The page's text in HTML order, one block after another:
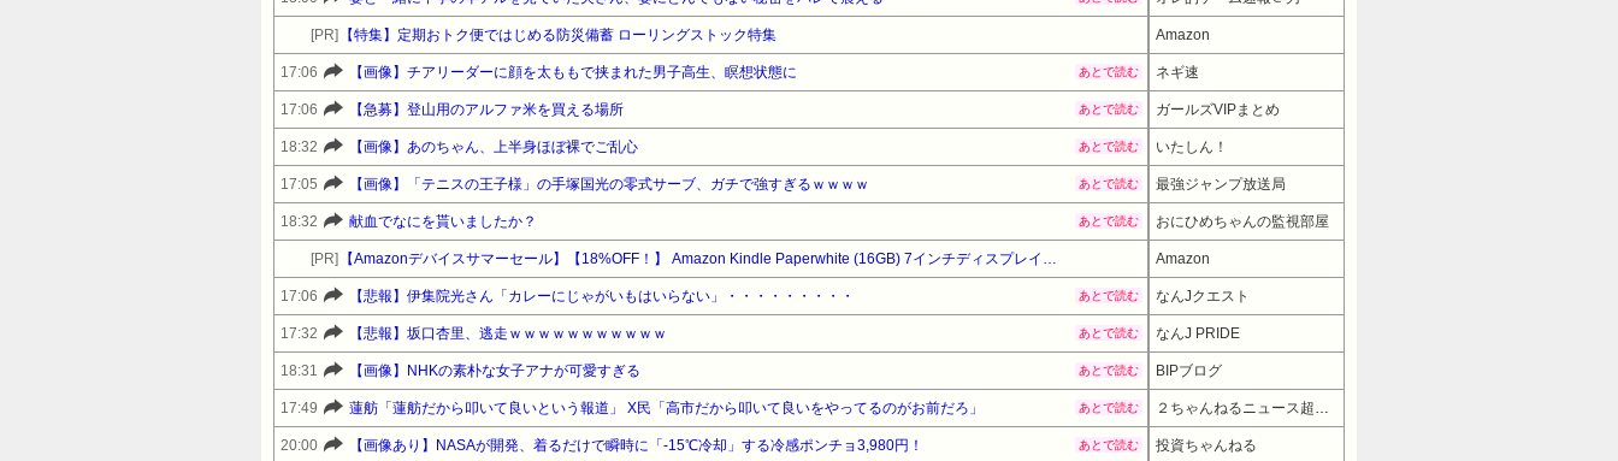
[PR] 【特集】定期おトク便ではじめる防災備蓄 ローリングストック特集 Amazon
17:06 【画像】チアリーダーに顔を太ももで挟まれた男子高生、瞑想状態に あとで読む ネギ速
17:06 【急募】登山用のアルファ米を買える場所 あとで読む ガールズVIPまとめ
18:32 【画像】あのちゃん、上半身ほぼ裸でご乱心 あとで読む いたしん！
17:05 【画像】「テニスの王子様」の手塚国光の零式サーブ、ガチで強すぎるｗｗｗｗ あとで読む 最強ジャンプ放送局
18:32 献血でなにを貰いましたか？ あとで読む おにひめちゃんの監視部屋
[PR] 【Amazonデバイスサマーセール】【18%OFF！】 Amazon Kindle Paperwhite (16GB) 7インチディスプレイ、色調調節ライト、12週間持続バッテリー、広告なし、ブラック Amazon
17:06 【悲報】伊集院光さん「カレーにじゃがいもはいらない」・・・・・・・・・ あとで読む なんJクエスト
17:32 【悲報】坂口杏里、逃走ｗｗｗｗｗｗｗｗｗｗｗ あとで読む なんJ PRIDE
18:31 【画像】NHKの素朴な女子アナが可愛すぎる あとで読む BIPブログ
17:49 蓮舫「蓮舫だから叩いて良いという報道」 X民「高市だから叩いて良いをやってるのがお前だろ」 あとで読む ２ちゃんねるニュース超速まとめ＋
20:00 【画像あり】NASAが開発、着るだけで瞬時に「-15℃冷却」する冷感ポンチョ3,980円！ あとで読む 投資ちゃんねる